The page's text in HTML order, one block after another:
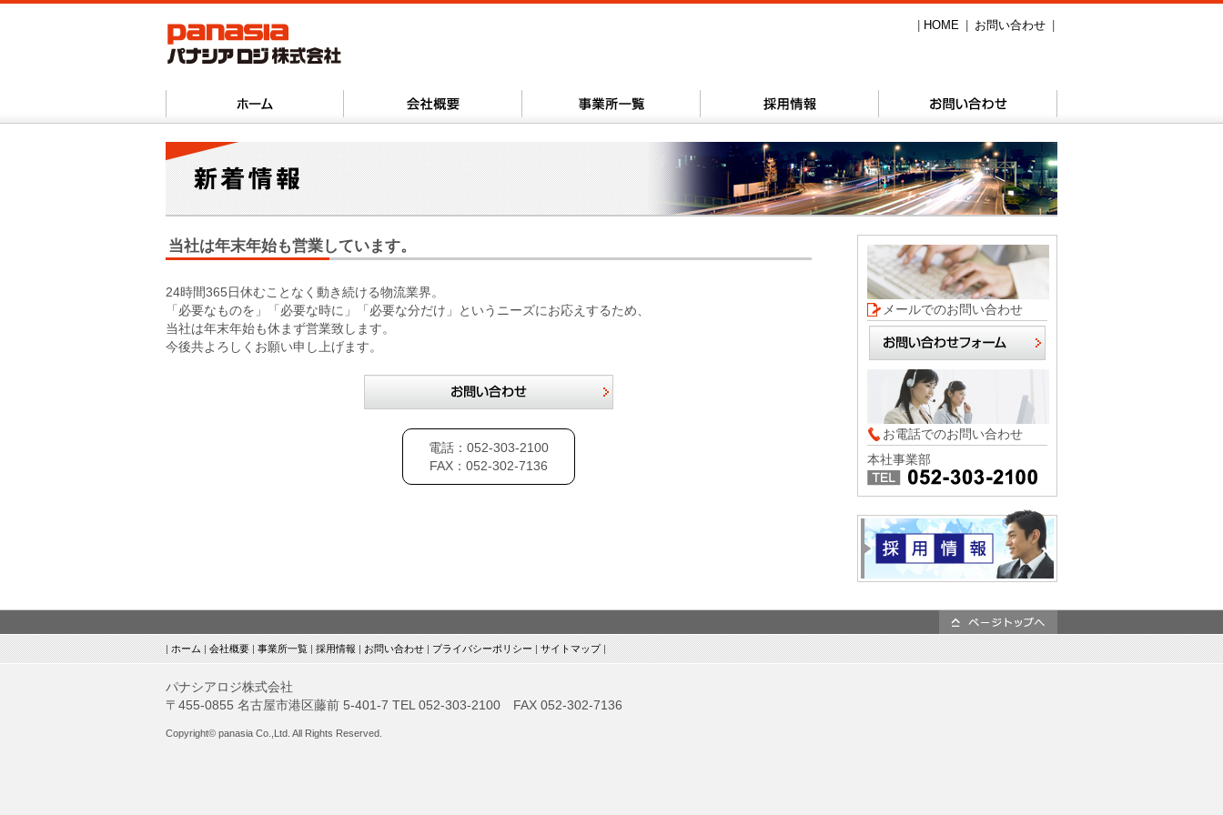
HOME お問い合わせ
当社は年末年始も営業しています。
24時間365日休むことなく動き続ける物流業界。
「必要なものを」「必要な時に」「必要な分だけ」というニーズにお応えするため、
当社は年末年始も休まず営業致します。
今後共よろしくお願い申し上げます。
電話：052-303-2100
FAX：052-302-7136
メールでのお問い合わせ
お電話でのお問い合わせ
本社事業部
ホーム 会社概要 事業所一覧 採用情報 お問い合わせ プライバシーポリシー サイトマップ
パナシアロジ株式会社
〒455-0855 名古屋市港区藤前 5-401-7 TEL 052-303-2100 FAX 052-302-7136
Copyright© panasia Co.,Ltd. All Rights Reserved.